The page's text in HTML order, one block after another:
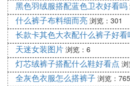
黑色羽绒服搭配蓝色卫衣好看吗
什么裤子布料细而亮 浏览：301
长款卡其色大衣配什么裤子好看
天迷女装图片 浏览：6
灯芯绒裤子搭配什么鞋好看点
全灰色衣服怎么搭裤子 浏览：765